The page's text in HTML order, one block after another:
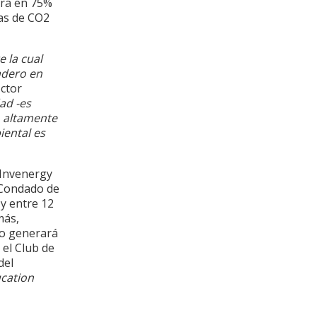
de CO2
la cual
en
-es
es
de
entre 12
generará
Club de